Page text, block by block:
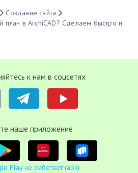
Создание сайта
план в ArchiCAD? Сделаем быстро и
к нам в соцсетях
наше приложение
Play не работает (apk)